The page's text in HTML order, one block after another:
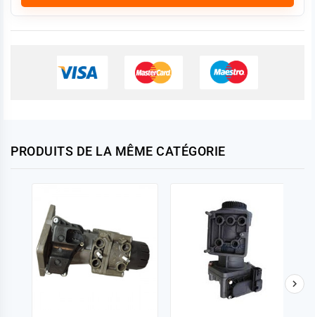
PRODUITS DE LA MÊME CATÉGORIE
